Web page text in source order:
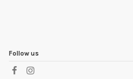
Follow us